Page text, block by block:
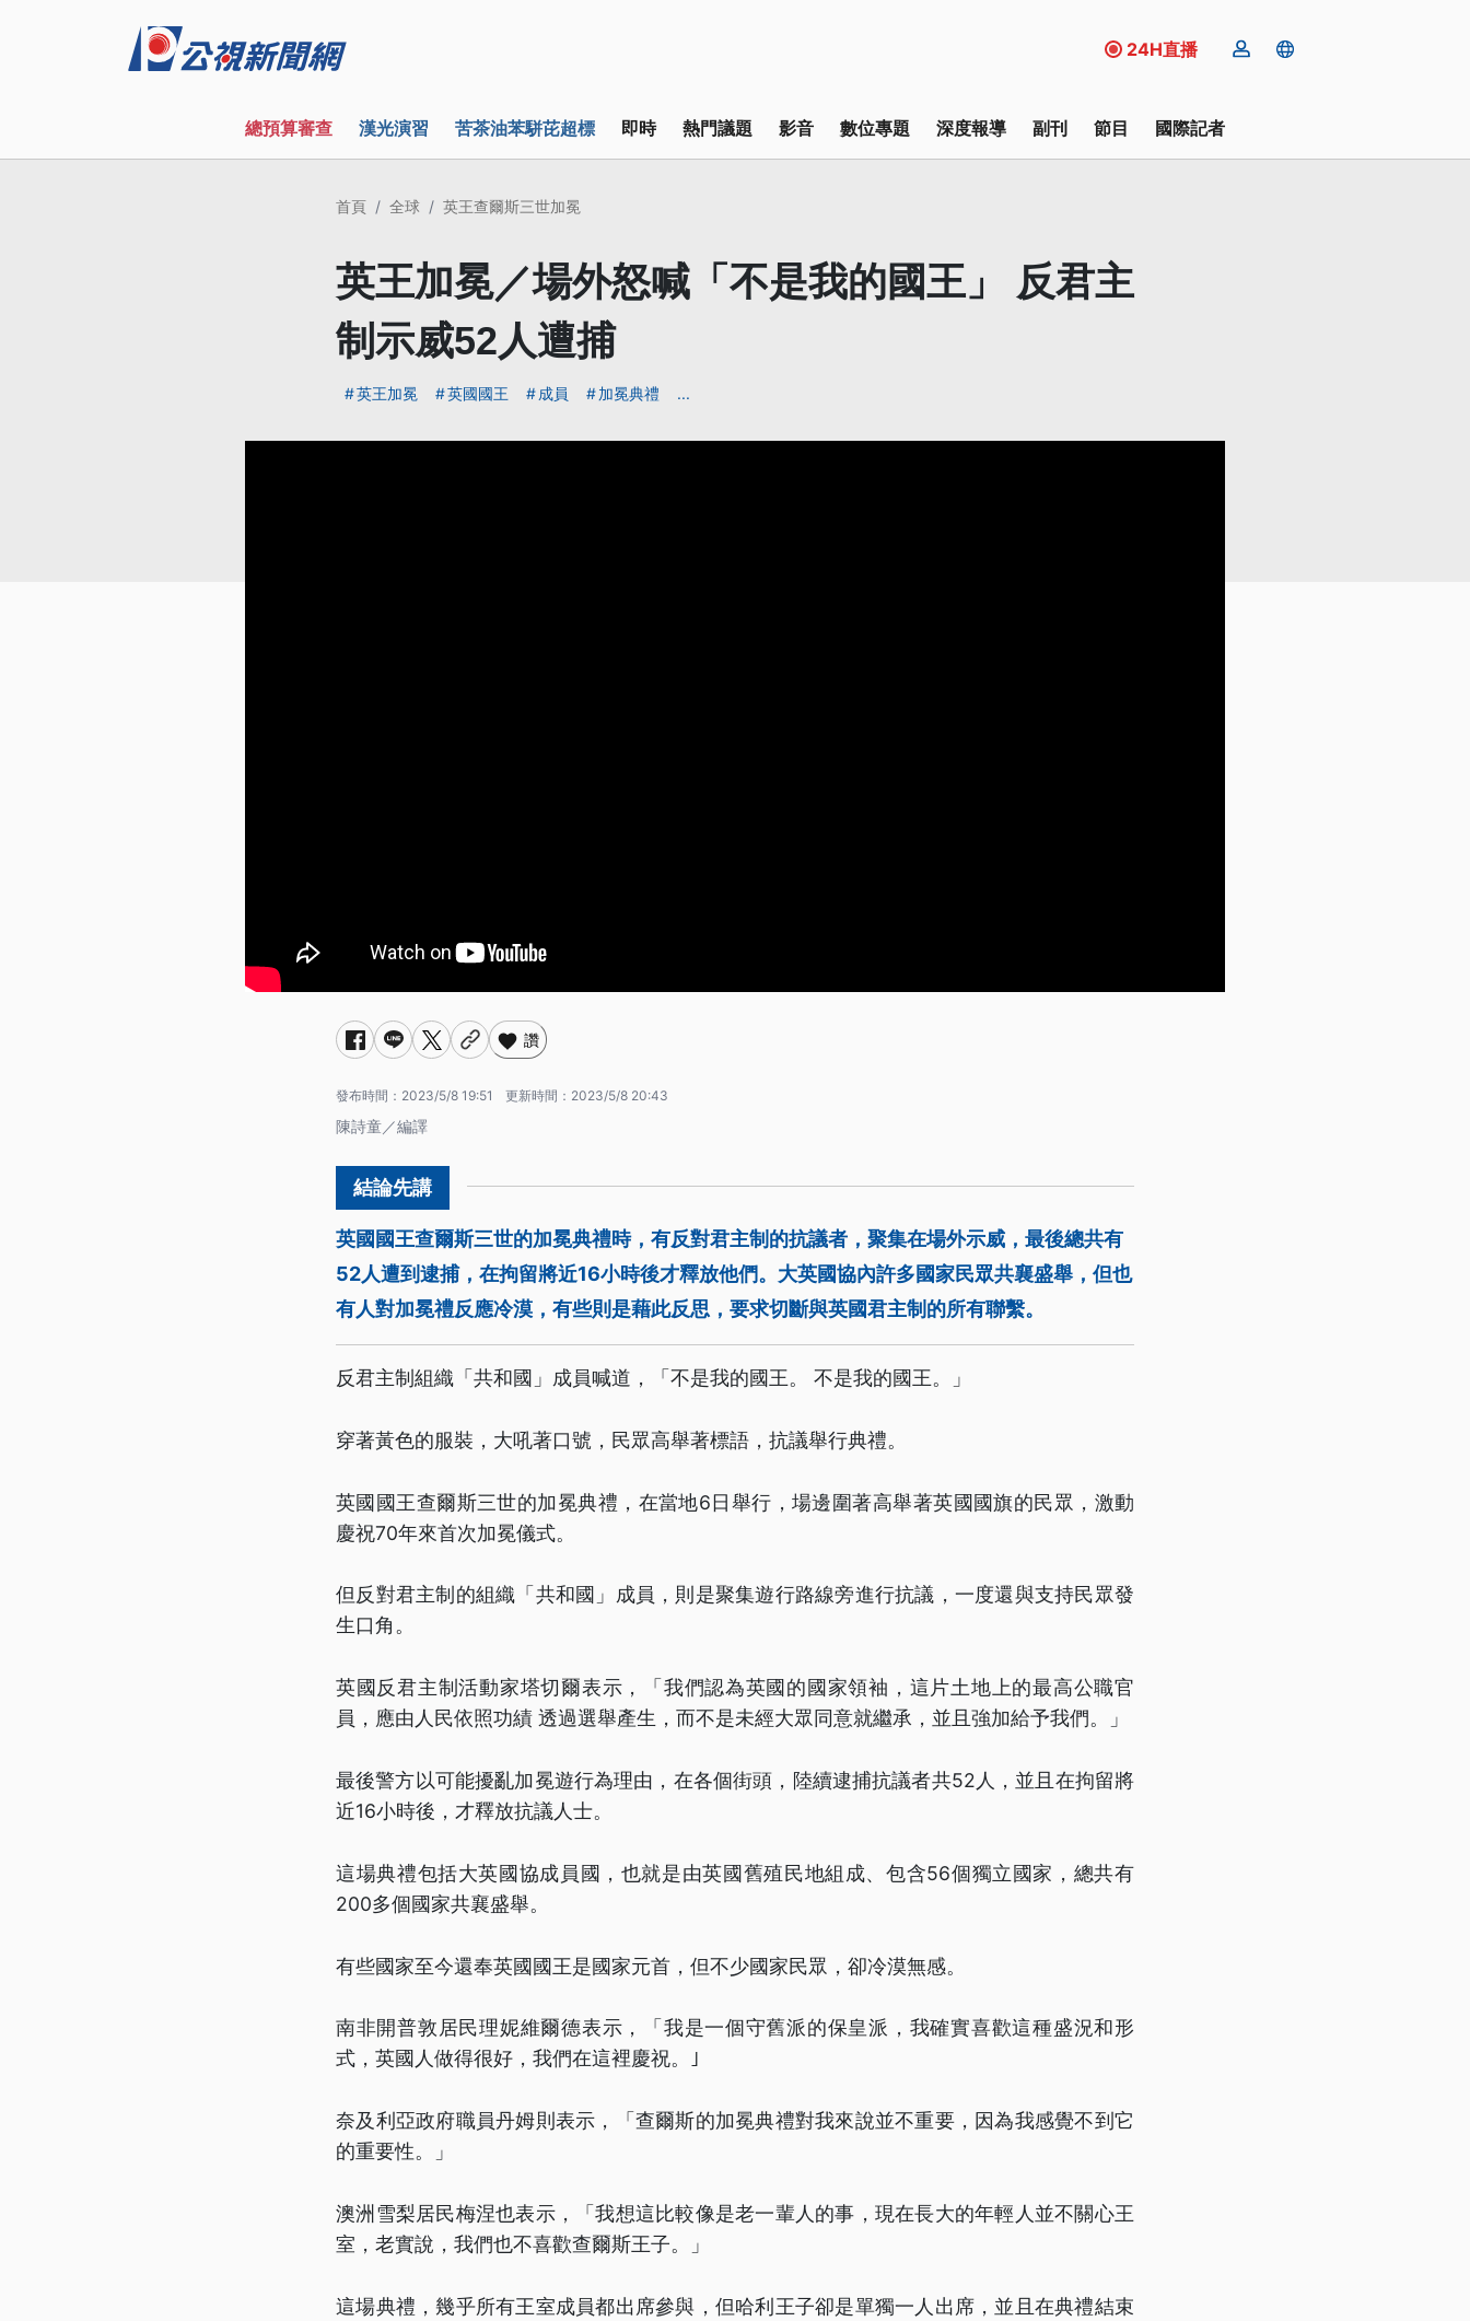
24H直播
總預算審查 漢光演習 苦茶油苯駢芘超標 即時 熱門議題 影音 數位專題 深度報導 副刊 節目 國際記者
首頁 全球 英王查爾斯三世加冕
英王加冕／場外怒喊「不是我的國王」 反君主
制示威52人遭捕
英王加冕 英國國王 成員 加冕典禮 ...
讚
發布時間： 2023/5/8 19:51 更新時間： 2023/5/8 20:43
陳詩童／編譯
英國國王查爾斯三世的加冕典禮時，有反對君主制的抗議者，聚集在場外示威，最後總共有
52人遭到逮捕，在拘留將近16小時後才釋放他們。大英國協內許多國家民眾共襄盛舉，但也
有人對加冕禮反應冷漠，有些則是藉此反思，要求切斷與英國君主制的所有聯繫。
反君主制組織「共和國」成員喊道，「不是我的國王。 不是我的國王。」
穿著黃色的服裝，大吼著口號，民眾高舉著標語，抗議舉行典禮。
英國國王查爾斯三世的加冕典禮，在當地6日舉行，場邊圍著高舉著英國國旗的民眾，激動
慶祝70年來首次加冕儀式。
但反對君主制的組織「共和國」成員，則是聚集遊行路線旁進行抗議，一度還與支持民眾發
生口角。
英國反君主制活動家塔切爾表示，「我們認為英國的國家領袖，這片土地上的最高公職官
員，應由人民依照功績 透過選舉產生，而不是未經大眾同意就繼承，並且強加給予我們。」
最後警方以可能擾亂加冕遊行為理由，在各個街頭，陸續逮捕抗議者共52人，並且在拘留將
近16小時後，才釋放抗議人士。
這場典禮包括大英國協成員國，也就是由英國舊殖民地組成、包含56個獨立國家，總共有
200多個國家共襄盛舉。
有些國家至今還奉英國國王是國家元首，但不少國家民眾，卻冷漠無感。
南非開普敦居民理妮維爾德表示，「我是一個守舊派的保皇派，我確實喜歡這種盛況和形
式，英國人做得很好，我們在這裡慶祝。｣
奈及利亞政府職員丹姆則表示，「查爾斯的加冕典禮對我來說並不重要，因為我感覺不到它
的重要性。」
澳洲雪梨居民梅涅也表示，「我想這比較像是老一輩人的事，現在長大的年輕人並不關心王
室，老實說，我們也不喜歡查爾斯王子。」
這場典禮，幾乎所有王室成員都出席參與，但哈利王子卻是單獨一人出席，並且在典禮結束